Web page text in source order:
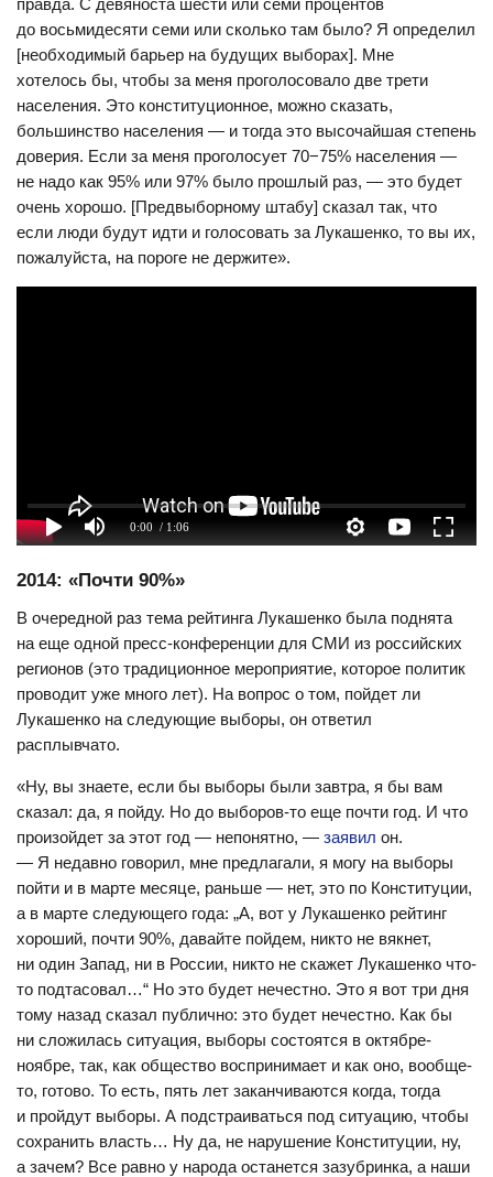
правда. С девяноста шести или семи процентов
до восьмидесяти семи или сколько там было? Я определил
[необходимый барьер на будущих выборах]. Мне
хотелось бы, чтобы за меня проголосовало две трети
населения. Это конституционное, можно сказать,
большинство населения — и тогда это высочайшая степень
доверия. Если за меня проголосует 70−75% населения —
не надо как 95% или 97% было прошлый раз, — это будет
очень хорошо. [Предвыборному штабу] сказал так, что
если люди будут идти и голосовать за Лукашенко, то вы их,
пожалуйста, на пороге не держите».
0:00 / 1:06
2014: «Почти 90%»
В очередной раз тема рейтинга Лукашенко была поднята
на еще одной пресс-конференции для СМИ из российских
регионов (это традиционное мероприятие, которое политик
проводит уже много лет). На вопрос о том, пойдет ли
Лукашенко на следующие выборы, он ответил
расплывчато.
«Ну, вы знаете, если бы выборы были завтра, я бы вам
сказал: да, я пойду. Но до выборов-то еще почти год. И что
произойдет за этот год — непонятно, — заявил он.
— Я недавно говорил, мне предлагали, я могу на выборы
пойти и в марте месяце, раньше — нет, это по Конституции,
а в марте следующего года: „А, вот у Лукашенко рейтинг
хороший, почти 90%, давайте пойдем, никто не вякнет,
ни один Запад, ни в России, никто не скажет Лукашенко что-
то подтасовал…“ Но это будет нечестно. Это я вот три дня
тому назад сказал публично: это будет нечестно. Как бы
ни сложилась ситуация, выборы состоятся в октябре-
ноябре, так, как общество воспринимает и как оно, вообще-
то, готово. То есть, пять лет заканчиваются когда, тогда
и пройдут выборы. А подстраиваться под ситуацию, чтобы
сохранить власть… Ну да, не нарушение Конституции, ну,
а зачем? Все равно у народа останется зазубринка, а наши